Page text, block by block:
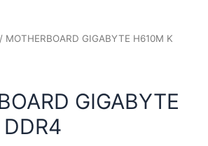
/ MOTHERBOARD GIGABYTE H610M K
GIGABYTE